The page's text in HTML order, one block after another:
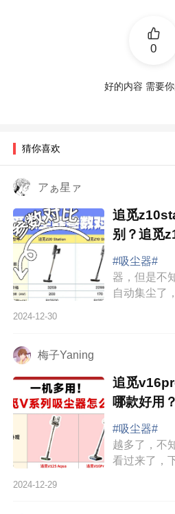
0
好的内容 需要
猜你喜欢
アぁ星ァ
追觅
别？追觅
#吸尘器#
器，但是不
自动集尘了
都买了。下
2024-12-30
梅子Yaning
追觅
哪款好用
#吸尘器#
越多了，不
看过来了，
用？追觅
2024-12-29